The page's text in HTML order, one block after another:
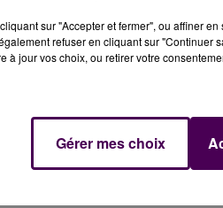
équipe féminine. Selon le
et mai 2021, pourrait signer
qui a mené les
travaillerait alors au
sur "Accepter et fermer", ou affiner
refuser en cliquant sur "Continuer
à jour vos choix, ou retirer votre
Gérer mes choix